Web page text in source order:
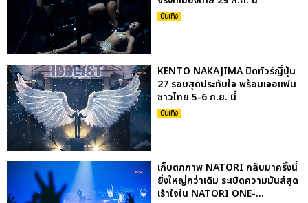
บันเทิง
KENTO NAKAJIMA ปิดทัวร์ญี่ปุ่น
27 รอบสุดประทับใจ พร้อมเจอแฟน
ชาวไทย 5-6 ก.ย. นี้
บันเทิง
เก็บตกภาพ NATORI กลับมาครั้งนี้
ยิ่งใหญ่กว่าเดิม ระเบิดความมันส์สุด
เร้าใจใน NATORI ONE-...